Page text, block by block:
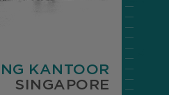
KANTOOR
SINGAPORE